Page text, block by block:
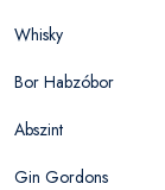
Whisky
Bor Habzóbor
Abszint
Gin Gordons